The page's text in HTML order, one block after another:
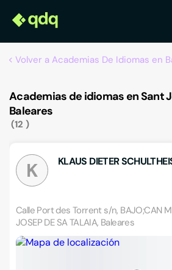
Volver a Academias De Idiomas en
Academias de idiomas en Sant
Baleares
12
K KLAUS DIETER
Calle Port des Torrent s/n, BAJO;CAN
JOSEP DE SA TALAIA, Baleares